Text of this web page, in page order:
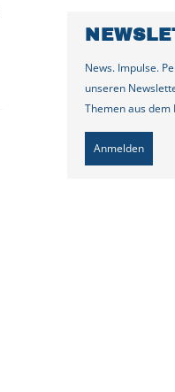
News. Impulse.
unseren
Themen aus
Anmelden